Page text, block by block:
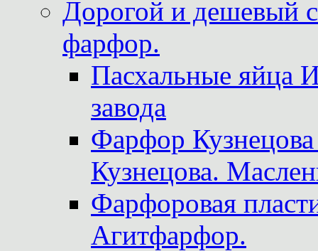
Дорогой и дешевый
фарфор.
Пасхальные яйца
завода
Фарфор
Кузнецова.
Фарфоровая
Агитфарфор.